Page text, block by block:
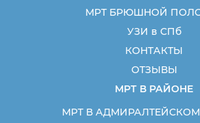
МРТ БРЮШНОЙ
УЗИ в СПб
КОНТАКТЫ
ОТЗЫВЫ
МРТ В РАЙОНЕ
МРТ В